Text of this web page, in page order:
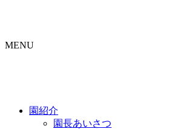
MENU
園紹介
園長あいさつ